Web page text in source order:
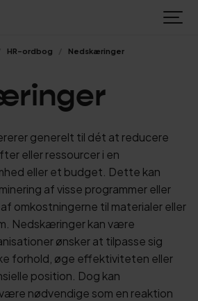
HR-ordbog Nedskæringer
generelt til dét at reducere
eller ressourcer i en
eller et budget. Dette kan
af visse programmer eller
omkostningerne til materialer eller
Nedskæringer kan være
ønsker at tilpasse sig
forhold, øge effektiviteten eller
position. Dog kan
nødvendige som en reaktion